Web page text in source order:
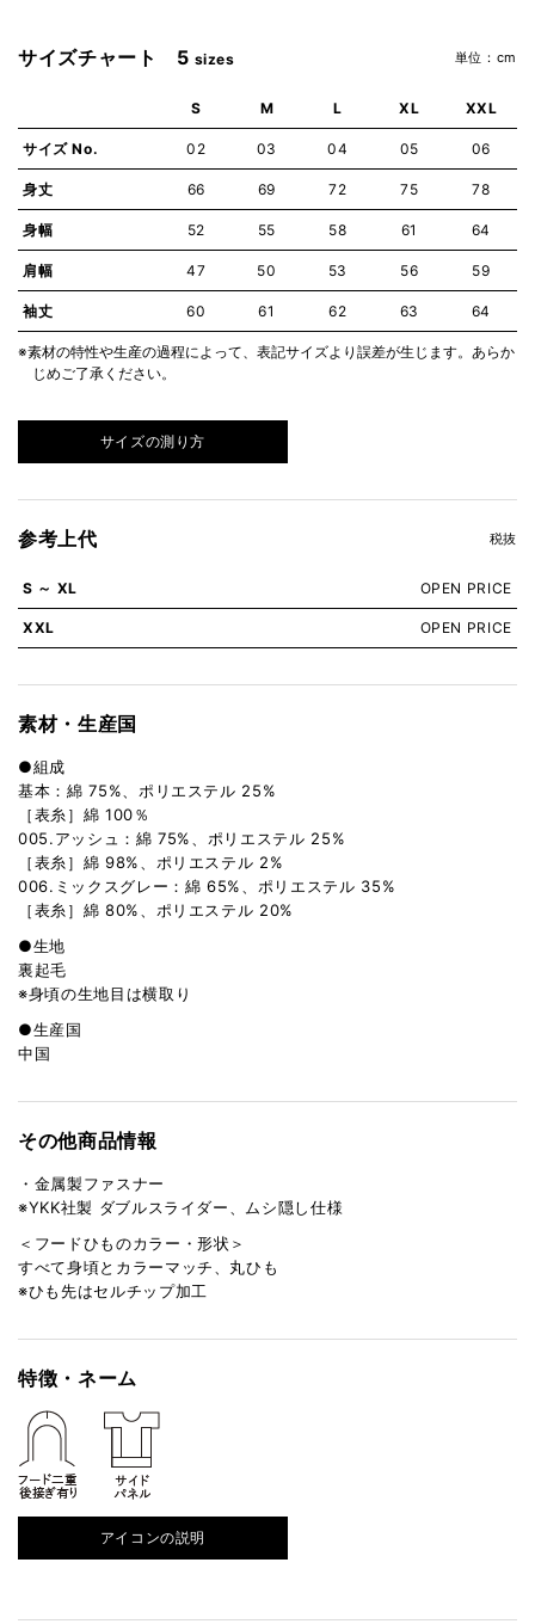
サイズチャート 5 sizes 単位：cm
S M L XL XXL
サイズ No. 02 03 04 05 06
身丈 66 69 72 75 78
身幅 52 55 58 61 64
肩幅 47 50 53 56 59
袖丈 60 61 62 63 64
※素材の特性や生産の過程によって、表記サイズより誤差が生じます。あらか
じめご了承ください。
サイズの測り方
参考上代 税抜
S ～ XL OPEN PRICE
XXL OPEN PRICE
素材・生産国
●組成
基本：綿 75%、ポリエステル 25%
［表糸］綿 100％
005.アッシュ：綿 75%、ポリエステル 25%
［表糸］綿 98%、ポリエステル 2%
006.ミックスグレー：綿 65%、ポリエステル 35%
［表糸］綿 80%、ポリエステル 20%
●生地
裏起毛
※身頃の生地目は横取り
●生産国
中国
その他商品情報
・金属製ファスナー
※YKK社製 ダブルスライダー、ムシ隠し仕様
＜フードひものカラー・形状＞
すべて身頃とカラーマッチ、丸ひも
※ひも先はセルチップ加工
特徴・ネーム
アイコンの説明